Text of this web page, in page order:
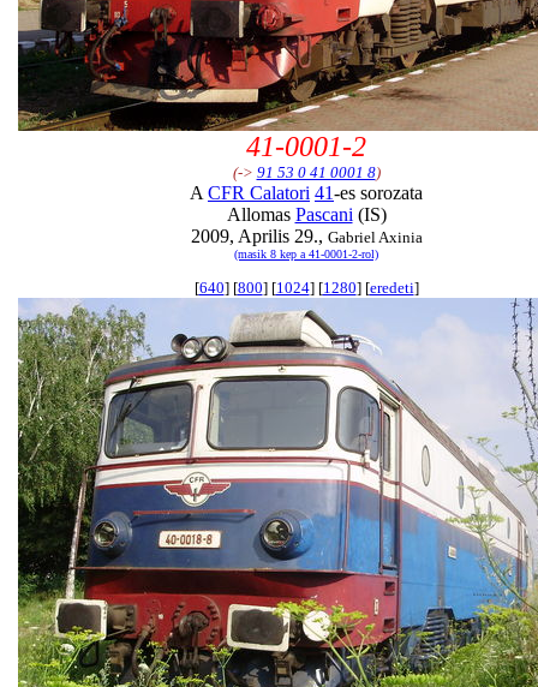
41-0001-2
(-> 91 53 0 41 0001 8)
A CFR Calatori 41-es sorozata
Allomas Pascani (IS)
2009, Aprilis 29., Gabriel Axinia
(masik 8 kep a 41-0001-2-rol)
[640] [800] [1024] [1280] [eredeti]